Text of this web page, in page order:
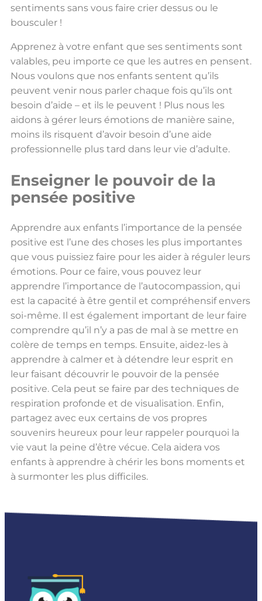
sentiments sans vous faire crier dessus ou le
bousculer !
Apprenez à votre enfant que ses sentiments sont
valables, peu importe ce que les autres en pensent.
Nous voulons que nos enfants sentent qu’ils
peuvent venir nous parler chaque fois qu’ils ont
besoin d’aide – et ils le peuvent ! Plus nous les
aidons à gérer leurs émotions de manière saine,
moins ils risquent d’avoir besoin d’une aide
professionnelle plus tard dans leur vie d’adulte.
Enseigner le pouvoir de la
pensée positive
Apprendre aux enfants l’importance de la pensée
positive est l’une des choses les plus importantes
que vous puissiez faire pour les aider à réguler leurs
émotions. Pour ce faire, vous pouvez leur
apprendre l’importance de l’autocompassion, qui
est la capacité à être gentil et compréhensif envers
soi-même. Il est également important de leur faire
comprendre qu’il n’y a pas de mal à se mettre en
colère de temps en temps. Ensuite, aidez-les à
apprendre à calmer et à détendre leur esprit en
leur faisant découvrir le pouvoir de la pensée
positive. Cela peut se faire par des techniques de
respiration profonde et de visualisation. Enfin,
partagez avec eux certains de vos propres
souvenirs heureux pour leur rappeler pourquoi la
vie vaut la peine d’être vécue. Cela aidera vos
enfants à apprendre à chérir les bons moments et
à surmonter les plus difficiles.